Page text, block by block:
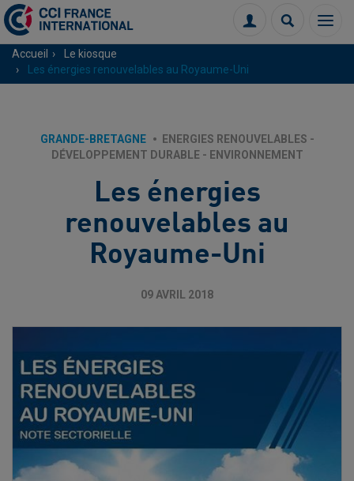
Menu
Connexion
Accueil
Le kiosque
Les énergies renouvelables au Royaume-Uni
GRANDE-BRETAGNE
ENERGIES RENOUVELABLES -
DÉVELOPPEMENT DURABLE - ENVIRONNEMENT
Les énergies
renouvelables au
Royaume-Uni
09 AVRIL 2018